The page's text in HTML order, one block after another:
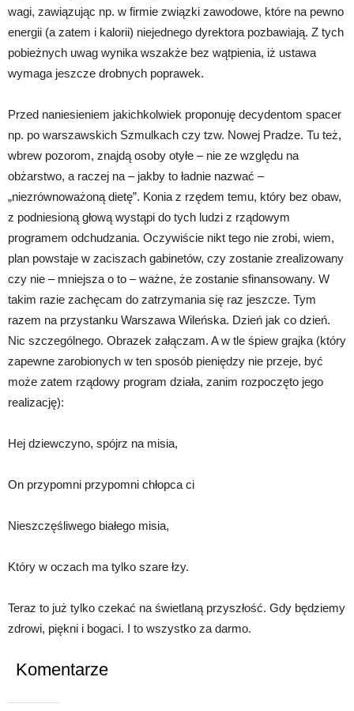
wagi, zawiązując np. w firmie związki zawodowe, które na pewno
energii (a zatem i kalorii) niejednego dyrektora pozbawiają. Z tych
pobieżnych uwag wynika wszakże bez wątpienia, iż ustawa
wymaga jeszcze drobnych poprawek.
Przed naniesieniem jakichkolwiek proponuję decydentom spacer
np. po warszawskich Szmulkach czy tzw. Nowej Pradze. Tu też,
wbrew pozorom, znajdą osoby otyłe – nie ze względu na
obżarstwo, a raczej na – jakby to ładnie nazwać –
„niezrównoważoną dietę”. Konia z rzędem temu, który bez obaw,
z podniesioną głową wystąpi do tych ludzi z rządowym
programem odchudzania. Oczywiście nikt tego nie zrobi, wiem,
plan powstaje w zaciszach gabinetów, czy zostanie zrealizowany
czy nie – mniejsza o to – ważne, że zostanie sfinansowany. W
takim razie zachęcam do zatrzymania się raz jeszcze. Tym
razem na przystanku Warszawa Wileńska. Dzień jak co dzień.
Nic szczególnego. Obrazek załączam. A w tle śpiew grajka (który
zapewne zarobionych w ten sposób pieniędzy nie przeje, być
może zatem rządowy program działa, zanim rozpoczęto jego
realizację):
Hej dziewczyno, spójrz na misia,
On przypomni przypomni chłopca ci
Nieszczęśliwego białego misia,
Który w oczach ma tylko szare łzy.
Teraz to już tylko czekać na świetlaną przyszłość. Gdy będziemy
zdrowi, piękni i bogaci. I to wszystko za darmo.
Komentarze